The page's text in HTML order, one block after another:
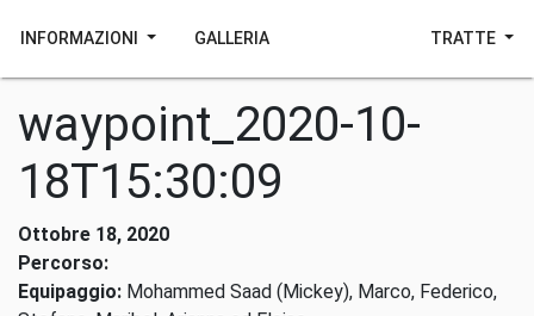
INFORMAZIONI GALLERIA TRATTE
waypoint_2020-10-
18T15:30:09
Ottobre 18, 2020
Percorso:
Equipaggio: Mohammed Saad (Mickey), Marco, Federico,